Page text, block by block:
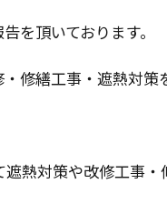
を頂いております。
修繕工事・遮熱対策
遮熱対策や改修工事